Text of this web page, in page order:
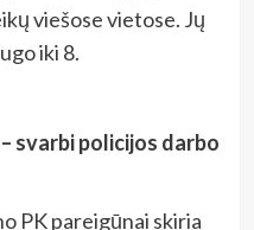
viešose vietose. Jų
iki 8.
svarbi policijos darbo
PK pareigūnai skiria